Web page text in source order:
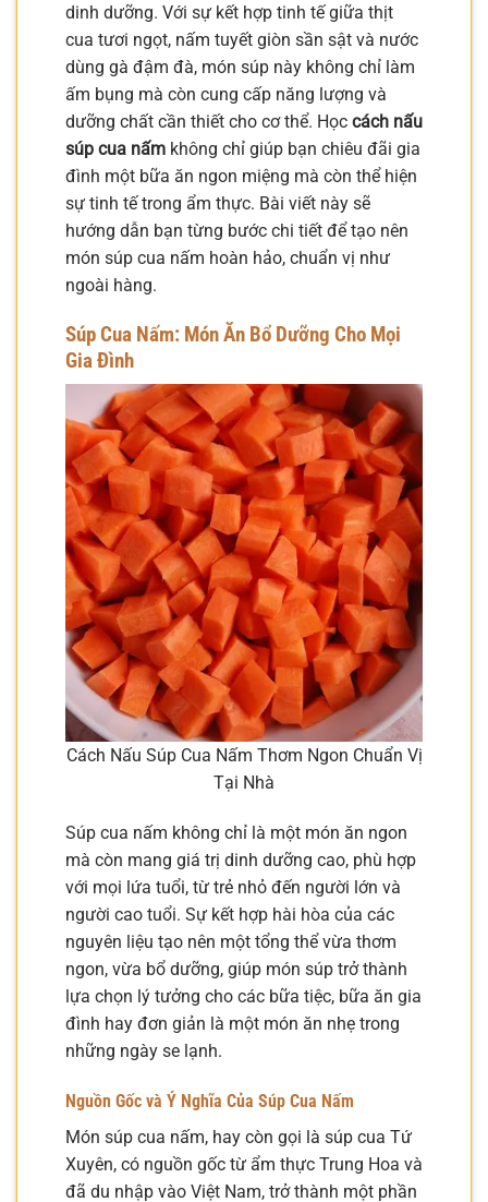
dinh dưỡng. Với sự kết hợp tinh tế giữa thịt
cua tươi ngọt, nấm tuyết giòn sần sật và nước
dùng gà đậm đà, món súp này không chỉ làm
ấm bụng mà còn cung cấp năng lượng và
dưỡng chất cần thiết cho cơ thể. Học cách nấu
súp cua nấm không chỉ giúp bạn chiêu đãi gia
đình một bữa ăn ngon miệng mà còn thể hiện
sự tinh tế trong ẩm thực. Bài viết này sẽ
hướng dẫn bạn từng bước chi tiết để tạo nên
món súp cua nấm hoàn hảo, chuẩn vị như
ngoài hàng.
Súp Cua Nấm: Món Ăn Bổ Dưỡng Cho Mọi
Gia Đình
Cách Nấu Súp Cua Nấm Thơm Ngon Chuẩn Vị
Tại Nhà
Súp cua nấm không chỉ là một món ăn ngon
mà còn mang giá trị dinh dưỡng cao, phù hợp
với mọi lứa tuổi, từ trẻ nhỏ đến người lớn và
người cao tuổi. Sự kết hợp hài hòa của các
nguyên liệu tạo nên một tổng thể vừa thơm
ngon, vừa bổ dưỡng, giúp món súp trở thành
lựa chọn lý tưởng cho các bữa tiệc, bữa ăn gia
đình hay đơn giản là một món ăn nhẹ trong
những ngày se lạnh.
Nguồn Gốc và Ý Nghĩa Của Súp Cua Nấm
Món súp cua nấm, hay còn gọi là súp cua Tứ
Xuyên, có nguồn gốc từ ẩm thực Trung Hoa và
đã du nhập vào Việt Nam, trở thành một phần